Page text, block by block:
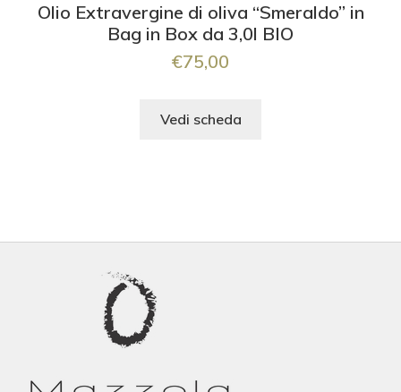
Olio Extravergine di oliva “Smeraldo” in
Bag in Box da 3,0l BIO
€75,00
Vedi scheda